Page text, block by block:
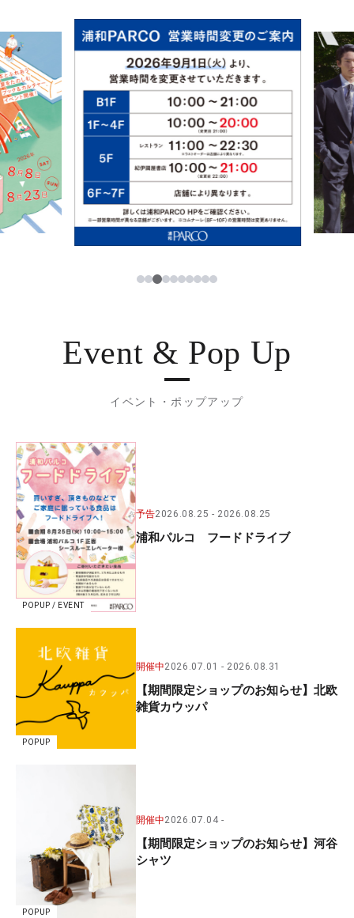
ニュース
レストラン・カフェ
TAX FREE
PARCOメンバーズ
한국어
ภาษาไทย
日本語
123456789
Event & Pop Up
イベント・ポップアップ
POPUP / EVENT
予告2026.08.25 2026.08.25
浦和パルコ フードドライブ
POPUP
開催中2026.07.01 2026.08.31
【期間限定ショップのお知らせ】北欧
雑貨カウッパ
POPUP
開催中2026.07.04
【期間限定ショップのお知らせ】河谷
シャツ